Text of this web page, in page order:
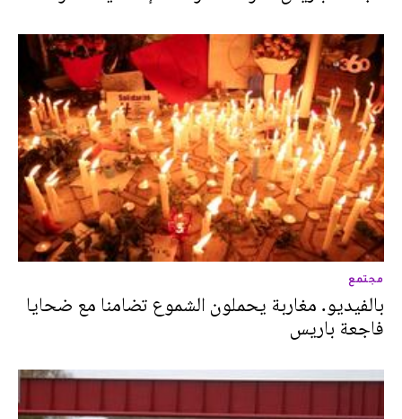
مجتمع
بالفيديو. مغاربة يحملون الشموع تضامنا مع ضحايا
فاجعة باريس